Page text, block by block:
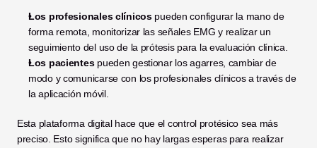
Los profesionales clínicos pueden configurar la mano de
forma remota, monitorizar las señales EMG y realizar un
seguimiento del uso de la prótesis para la evaluación clínica.
Los pacientes pueden gestionar los agarres, cambiar de
modo y comunicarse con los profesionales clínicos a través de
la aplicación móvil.
Esta plataforma digital hace que el control protésico sea más
preciso. Esto significa que no hay largas esperas para realizar